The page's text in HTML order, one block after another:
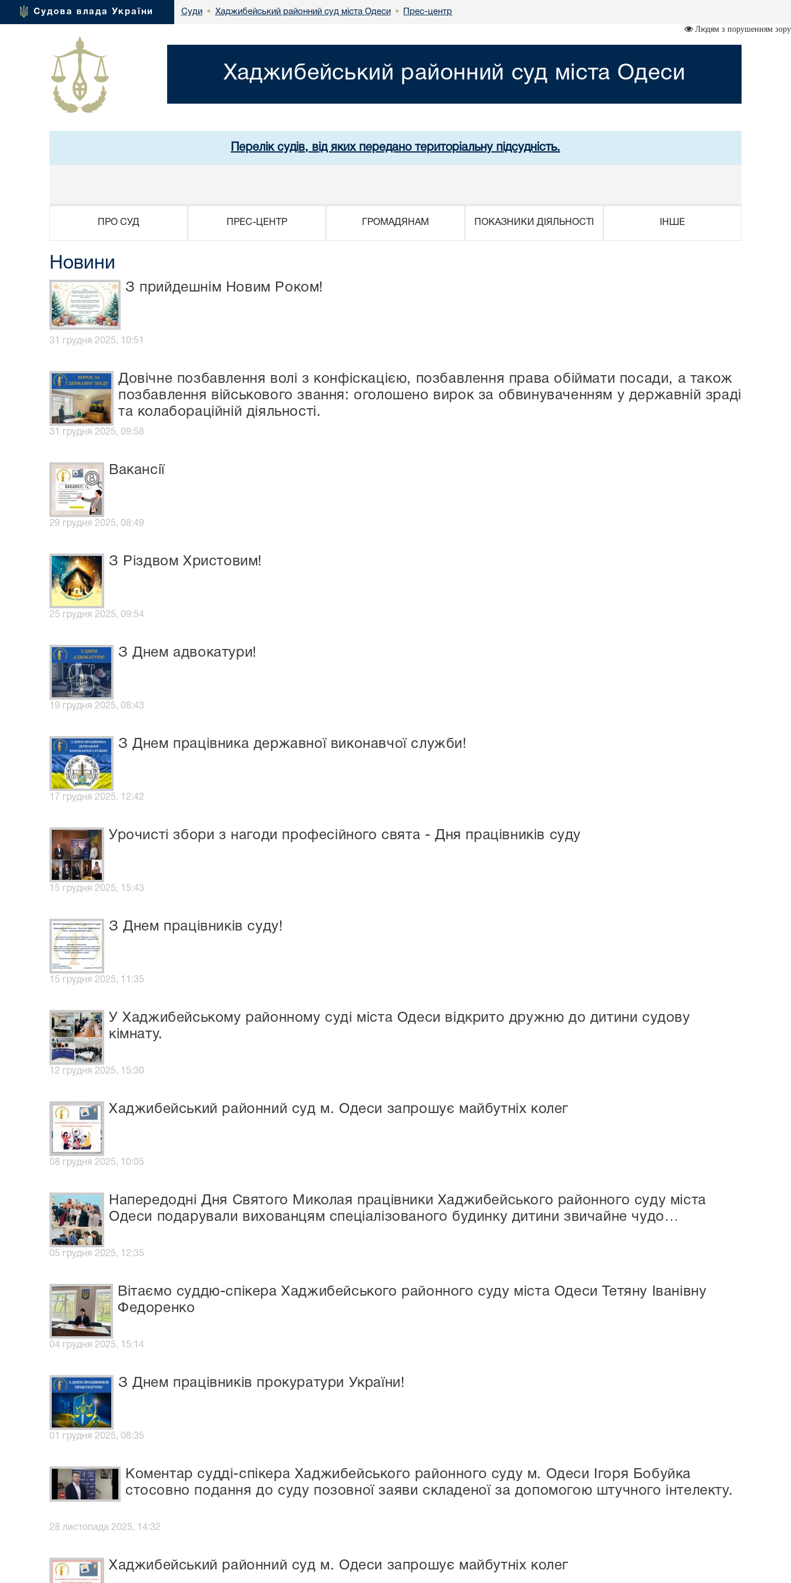
Судова влада України Суди • Хаджибейський районний суд міста Одеси • Прес-центр
Людям з порушенням зору
Хаджибейський районний суд міста Одеси
Перелік судів, від яких передано територіальну підсудність.
ПРО СУД ПРЕС-ЦЕНТР ГРОМАДЯНАМ ПОКАЗНИКИ ДІЯЛЬНОСТІ ІНШЕ
Новини
З прийдешнім Новим Роком!
31 грудня 2025, 10:51
Довічне позбавлення волі з конфіскацією, позбавлення права обіймати посади, а також
позбавлення військового звання: оголошено вирок за обвинуваченням у державній зраді
та колабораційній діяльності.
31 грудня 2025, 09:58
Вакансії
29 грудня 2025, 08:49
З Різдвом Христовим!
25 грудня 2025, 09:54
З Днем адвокатури!
19 грудня 2025, 08:43
З Днем працівника державної виконавчої служби!
17 грудня 2025, 12:42
Урочисті збори з нагоди професійного свята - Дня працівників суду
15 грудня 2025, 15:43
З Днем працівників суду!
15 грудня 2025, 11:35
У Хаджибейському районному суді міста Одеси відкрито дружню до дитини судову
кімнату.
12 грудня 2025, 15:30
Хаджибейський районний суд м. Одеси запрошує майбутніх колег
08 грудня 2025, 10:05
Напередодні Дня Святого Миколая працівники Хаджибейського районного суду міста
Одеси подарували вихованцям спеціалізованого будинку дитини звичайне чудо…
05 грудня 2025, 12:35
Вітаємо суддю-спікера Хаджибейського районного суду міста Одеси Тетяну Іванівну
Федоренко
04 грудня 2025, 15:14
З Днем працівників прокуратури України!
01 грудня 2025, 08:35
Коментар судді-спікера Хаджибейського районного суду м. Одеси Ігоря Бобуйка
стосовно подання до суду позовної заяви складеної за допомогою штучного інтелекту.
28 листопада 2025, 14:32
Хаджибейський районний суд м. Одеси запрошує майбутніх колег